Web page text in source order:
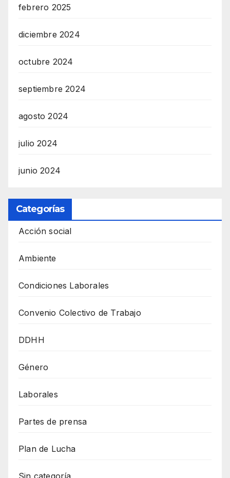
febrero 2025
diciembre 2024
octubre 2024
septiembre 2024
agosto 2024
julio 2024
junio 2024
Categorías
Acción social
Ambiente
Condiciones Laborales
Convenio Colectivo de Trabajo
DDHH
Género
Laborales
Partes de prensa
Plan de Lucha